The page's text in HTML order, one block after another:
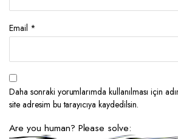
Email *
Daha sonraki yorumlarımda kullanılması için
site adresim bu tarayıcıya kaydedilsin.
Are you human? Please solve: